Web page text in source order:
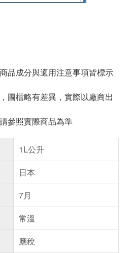
品成分與適用注意事項皆標示
圖檔略有差異，實際以廠商出
參照實際商品為準
1L公升
日本
7月
常溫
應稅